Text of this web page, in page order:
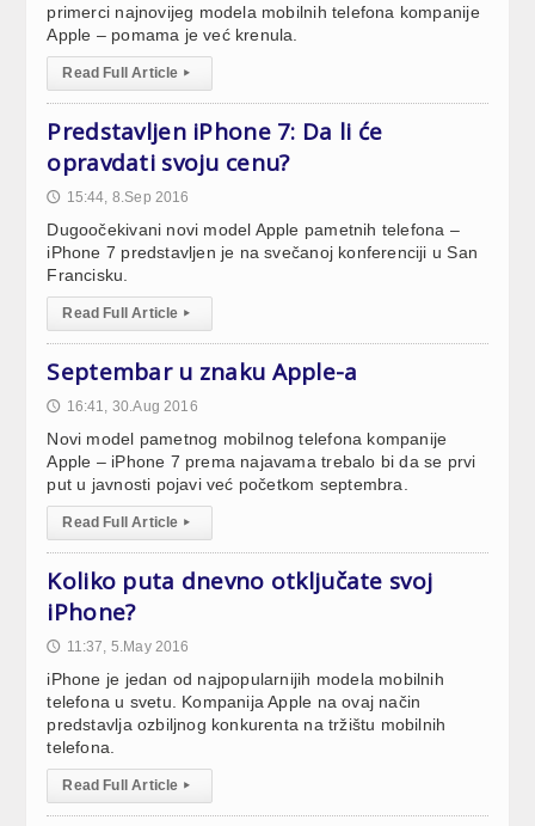
primerci najnovijeg modela mobilnih telefona kompanije
Apple – pomama je već krenula.
Read Full Article ▸
Predstavljen iPhone 7: Da li će
opravdati svoju cenu?
🕔 15:44, 8.Sep 2016
Dugoočekivani novi model Apple pametnih telefona –
iPhone 7 predstavljen je na svečanoj konferenciji u San
Francisku.
Read Full Article ▸
Septembar u znaku Apple-a
🕔 16:41, 30.Aug 2016
Novi model pametnog mobilnog telefona kompanije
Apple – iPhone 7 prema najavama trebalo bi da se prvi
put u javnosti pojavi već početkom septembra.
Read Full Article ▸
Koliko puta dnevno otključate svoj
iPhone?
🕔 11:37, 5.May 2016
iPhone je jedan od najpopularnijih modela mobilnih
telefona u svetu. Kompanija Apple na ovaj način
predstavlja ozbiljnog konkurenta na tržištu mobilnih
telefona.
Read Full Article ▸